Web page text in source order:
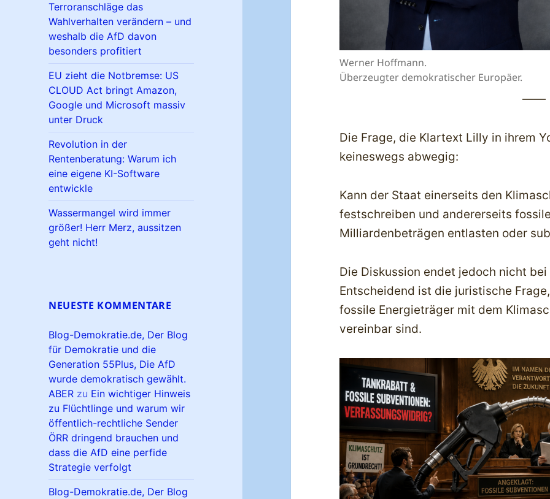
Terroranschläge das
Wahlverhalten verändern – und
weshalb die AfD davon
besonders profitiert
EU zieht die Notbremse: US
CLOUD Act bringt Amazon,
Google und Microsoft massiv
unter Druck
Revolution in der
Rentenberatung: Warum ich
eine eigene KI-Software
entwickle
Wassermangel wird immer
größer! Herr Merz, aussitzen
geht nicht!
NEUESTE KOMMENTARE
Blog-Demokratie.de, Der Blog
für Demokratie und die
Generation 55Plus, Die AfD
wurde demokratisch gewählt.
ABER zu Ein wichtiger Hinweis
zu Flüchtlinge und warum wir
öffentlich-rechtliche Sender
ÖRR dringend brauchen und
dass die AfD eine perfide
Strategie verfolgt
Blog-Demokratie.de, Der Blog
Werner Hoffmann.
Überzeugter demokratischer Europäer.
——
Die Frage, die Klartext Lilly in ihrem
keineswegs abwegig:
Kann der Staat einerseits den
festschreiben und andererseits
Milliardenbeträgen entlasten oder
Die Diskussion endet jedoch nicht
Entscheidend ist die juristische
fossile Energieträger mit dem
vereinbar sind.